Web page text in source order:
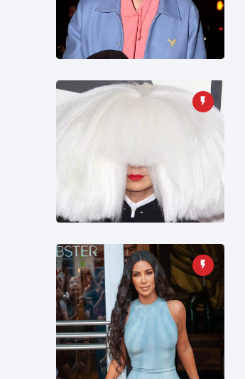
Geburtstag
und tanzt
Mariachi-
Band
Vistas